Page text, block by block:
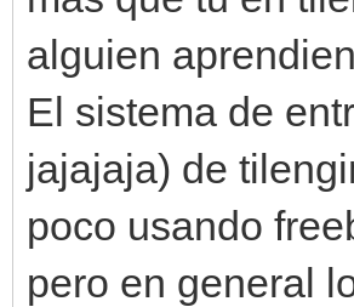
alguien
El sistema de
jajajaja) de
poco usando
pero en general